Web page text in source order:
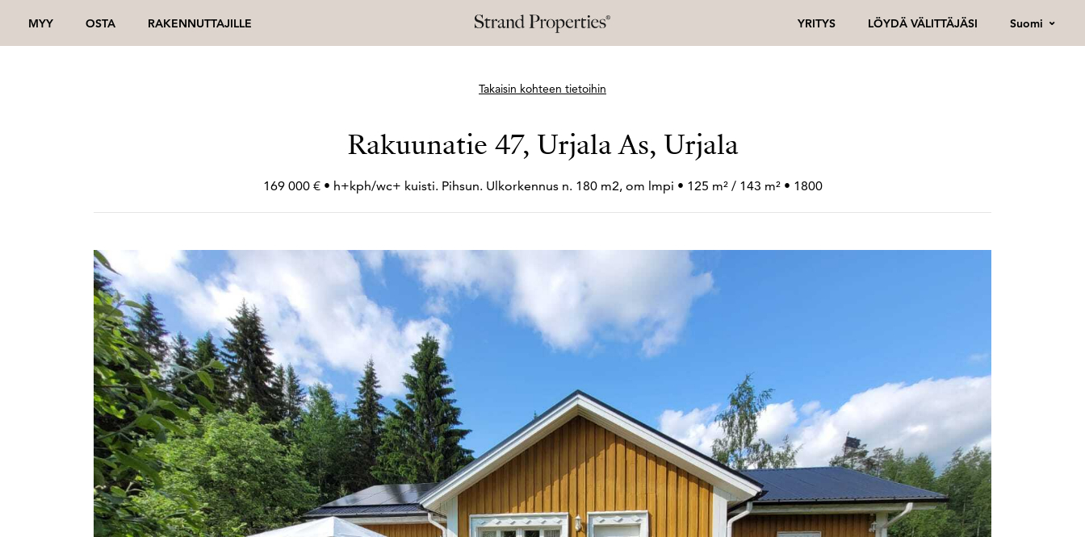
MYY OSTA RAKENNUTTAJILLE YRITYS LÖYDÄ VÄLITTÄJÄSI Suomi
Takaisin kohteen tietoihin
Rakuunatie 47, Urjala As, Urjala
169 000 € • h+kph/wc+ kuisti. Pihsun. Ulkorkennus n. 180 m2, om lmpi • 125 m² / 143 m² • 1800